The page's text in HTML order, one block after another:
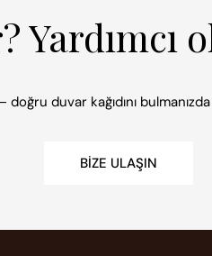
duvar kağıdını
BIZE ULAŞIN